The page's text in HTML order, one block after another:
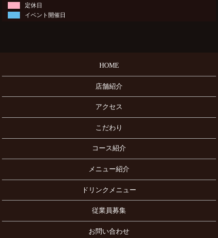
定休日
イベント開催日
HOME
店舗紹介
アクセス
こだわり
コース紹介
メニュー紹介
ドリンクメニュー
従業員募集
お問い合わせ